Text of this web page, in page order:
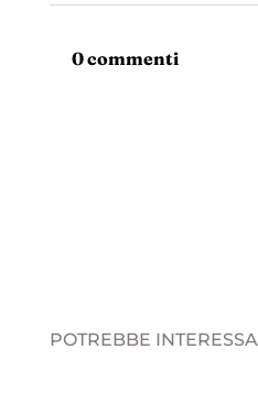
0 commenti
POTREBBE